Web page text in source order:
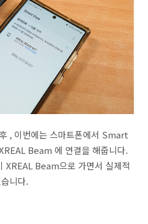
, 이번에는 스마트폰에서 Smart
Beam 에 연결을 해줍니다.
XREAL Beam으로 가면서 실제적
니다.